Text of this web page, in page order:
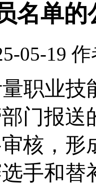
名单的
05-19 作
职业技
门报送
核，
手和